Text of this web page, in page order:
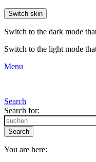
Switch skin
Switch to the dark mode
Switch to the light mode
Menu
Search
Search for:
Search
You are here: